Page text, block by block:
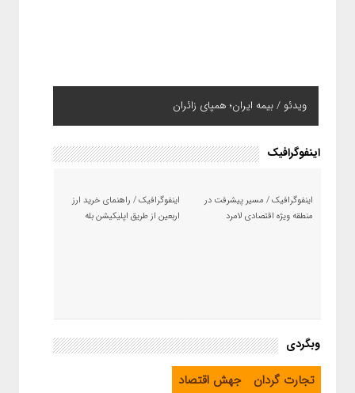
ویدئو / بیمه ایران؛ همپای زائران
اینفوگرافیک
اینفوگرافیک / مسیر پیشرفت در
منطقه ویژه اقتصادی لامرد
اینفوگرافیک / راهنمای خرید ارز
اربعین از طریق اپلیکیشن بله
وبگردی
تجارت گردان
جهش اقتصاد